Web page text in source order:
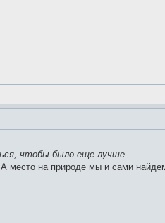
чтобы было еще лучше.
на природе мы и сами